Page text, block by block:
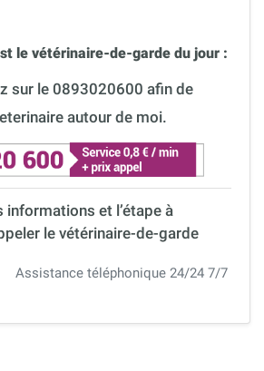
le vétérinaire-de-garde du jour :
sur le 0893020600 afin de
autour de moi.
et l’étape à
le vétérinaire-de-garde
Assistance téléphonique 24/24 7/7